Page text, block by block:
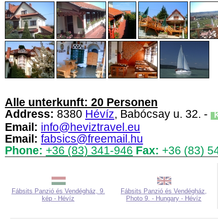
Alle unterkunft: 20 Personen
Address: 8380 Hévíz, Babócsay u. 32. -
Email: info@heviztravel.eu
Email: fabsics@freemail.hu
Phone: +36 (83) 341-946 Fax: +36 (83)
Fábsits Panzió és Vendégház, 9.
kép - Hévíz
Fábsits Panzió és Vendégház,
Photo 9. - Hungary - Hévíz